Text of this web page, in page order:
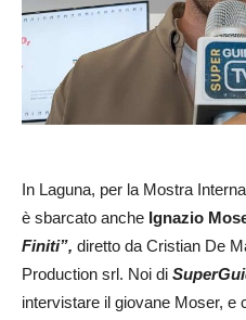
In Laguna, per la Mostra
è sbarcato anche Ignazio
Finiti”, diretto da Cristian De
Production srl. Noi di
intervistare il giovane Moser, e